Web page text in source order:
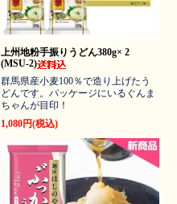
上州地粉手振りうどん380g× 2
(MSU-2)
群馬県産小麦100％で造り上げたう
どんです。パッケージにいるぐんま
ちゃんが目印！
1,080円(税込)